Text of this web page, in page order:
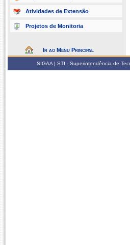
Atividades de Extensão
Projetos de Monitoria
Ir ao Menu Principal
SIGAA | STI - Superintendência de